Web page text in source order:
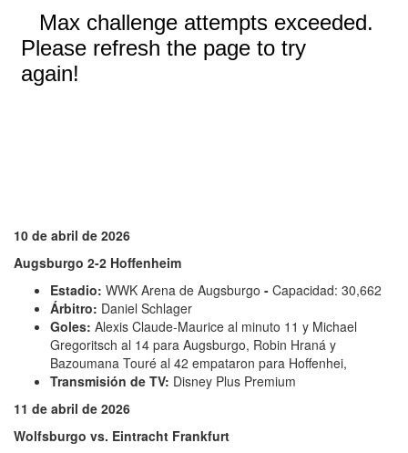
10 de abril de 2026
Augsburgo 2-2 Hoffenheim
Estadio: WWK Arena de Augsburgo - Capacidad: 30,662
Árbitro: Daniel Schlager
Goles: Alexis Claude-Maurice al minuto 11 y Michael
Gregoritsch al 14 para Augsburgo, Robin Hraná y
Bazoumana Touré al 42 empataron para Hoffenhei,
Transmisión de TV: Disney Plus Premium
11 de abril de 2026
Wolfsburgo vs. Eintracht Frankfurt